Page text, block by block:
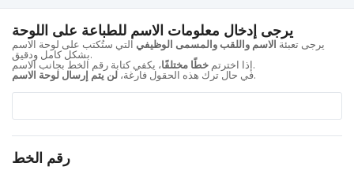
يرجى إدخال معلومات الاسم للطباعة على اللوحة
يرجى تعبئة الاسم واللقب والمسمى الوظيفي التي ستُكتب على لوحة الاسم
بشكل كامل ودقيق.
إذا اخترتم خطًا مختلفًا ، يكفي كتابة رقم الخط بجانب الاسم.
في حال ترك هذه الحقول فارغة،لن يتم إرسال لوحة الاسم .
رقم الخط